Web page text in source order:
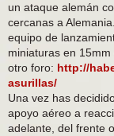
e
un ataque alemán
cercanas a
equipo de
miniaturas en
otro foro: http://
asurillas/
Una vez has
apoyo aéreo a
adelante, del frente